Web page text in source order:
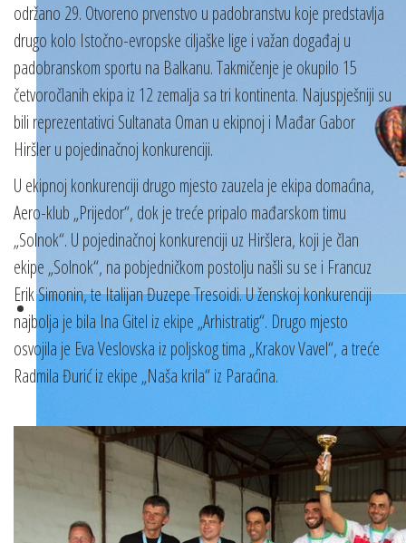
održano 29. Otvoreno prvenstvo u padobranstvu koje predstavlja
drugo kolo Istočno-evropske ciljaške lige i važan događaj u
padobranskom sportu na Balkanu. Takmičenje je okupilo 15
četvoročlanih ekipa iz 12 zemalja sa tri kontinenta. Najuspješniji su
bili reprezentativci Sultanata Oman u ekipnoj i Mađar Gabor
Hiršler u pojedinačnoj konkurenciji.
U ekipnoj konkurenciji drugo mjesto zauzela je ekipa domaćina,
Aero-klub „Prijedor“, dok je treće pripalo mađarskom timu
„Solnok“. U pojedinačnoj konkurenciji uz Hiršlera, koji je član
ekipe „Solnok“, na pobjedničkom postolju našli su se i Francuz
Erik Simonin, te Italijan Đuzepe Tresoidi. U ženskoj konkurenciji
najbolja je bila Ina Gitel iz ekipe „Arhistratig“. Drugo mjesto
osvojila je Eva Veslovska iz poljskog tima „Krakov Vavel“, a treće
Radmila Đurić iz ekipe „Naša krila“ iz Paraćina.